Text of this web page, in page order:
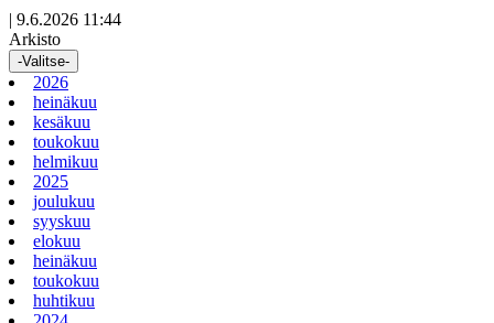
| 9.6.2026 11:44
Arkisto
-Valitse-
2026
heinäkuu
kesäkuu
toukokuu
helmikuu
2025
joulukuu
syyskuu
elokuu
heinäkuu
toukokuu
huhtikuu